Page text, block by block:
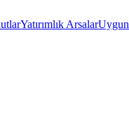
Yatırımlık Arsalar